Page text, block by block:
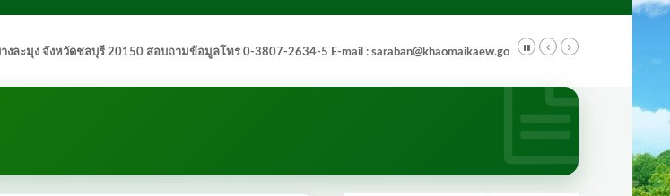
งละมุง จังหวัดชลบุรี 20150 สอบถามข้อมูลโทร 0-3807-2634-5 E-mail : saraban@khaomaikaew.go.th